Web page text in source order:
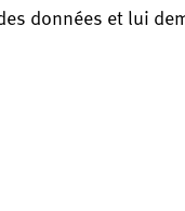
données et lui